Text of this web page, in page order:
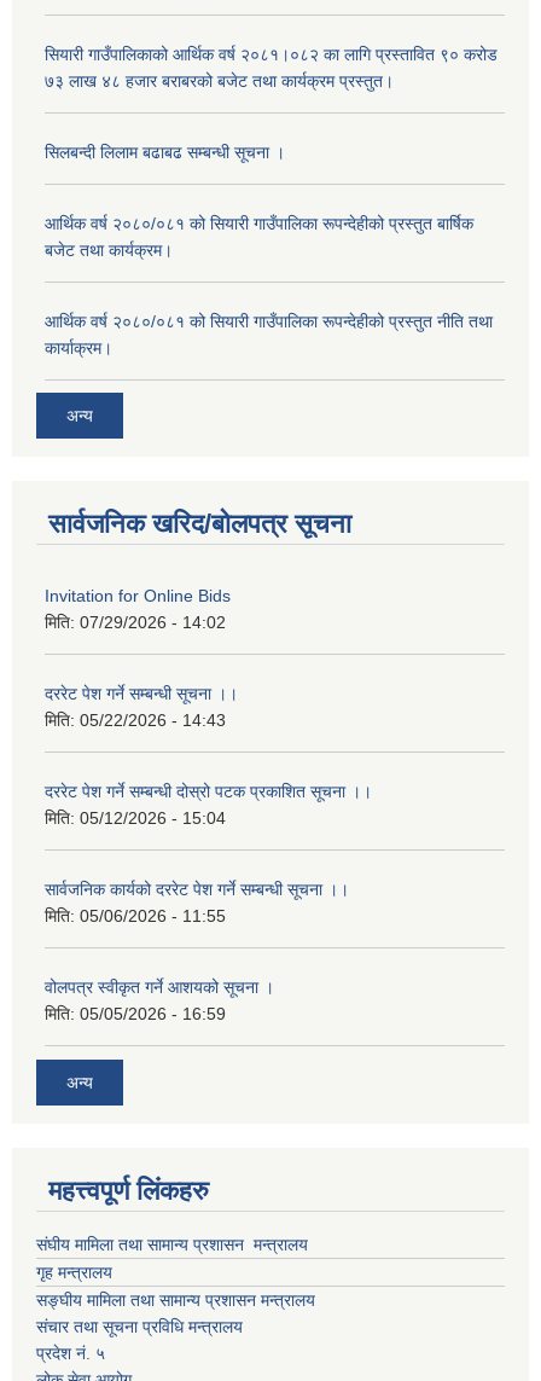
सियारी गाउँपालिकाको आर्थिक वर्ष २०८१।०८२ का लागि प्रस्तावित ९० करोड
७३ लाख ४८ हजार बराबरको बजेट तथा कार्यक्रम प्रस्तुत।
सिलबन्दी लिलाम बढाबढ सम्बन्धी सूचना ।
आर्थिक वर्ष २०८०/०८१ को सियारी गाउँपालिका रूपन्देहीको प्रस्तुत बार्षिक
बजेट तथा कार्यक्रम।
आर्थिक वर्ष २०८०/०८१ को सियारी गाउँपालिका रूपन्देहीको प्रस्तुत नीति तथा
कार्याक्रम।
अन्य
सार्वजनिक खरिद/बोलपत्र सूचना
Invitation for Online Bids
मिति: 07/29/2026 - 14:02
दररेट पेश गर्ने सम्बन्धी सूचना ।।
मिति: 05/22/2026 - 14:43
दररेट पेश गर्ने सम्बन्धी दोस्रो पटक प्रकाशित सूचना ।।
मिति: 05/12/2026 - 15:04
सार्वजनिक कार्यको दररेट पेश गर्ने सम्बन्धी सूचना ।।
मिति: 05/06/2026 - 11:55
वोलपत्र स्वीकृत गर्ने आशयको सूचना ।
मिति: 05/05/2026 - 16:59
अन्य
महत्त्वपूर्ण लिंकहरु
संघीय मामिला तथा सामान्य प्रशासन मन्त्रालय
गृह मन्त्रालय
सङ्घीय मामिला तथा सामान्य प्रशासन मन्त्रालय
संचार तथा सूचना प्रविधि मन्त्रालय
प्रदेश नं. ५